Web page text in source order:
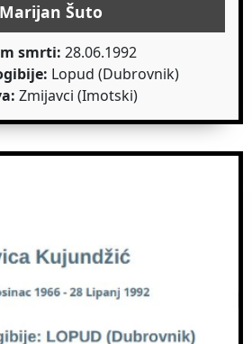
Marijan Šuto
smrti: 28.06.1992
Lopud (Dubrovnik)
Zmijavci (Imotski)